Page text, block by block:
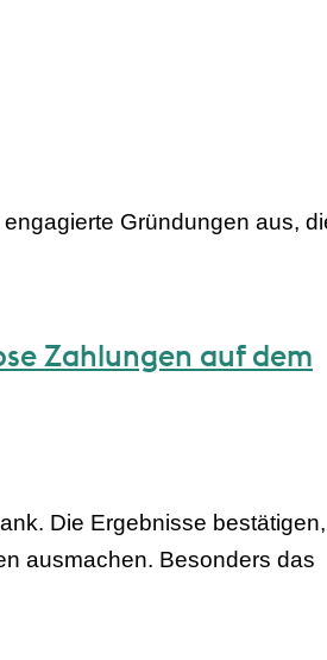
Gründungen aus,
Zahlungen auf dem
Die Ergebnisse
ausmachen. Besonders das